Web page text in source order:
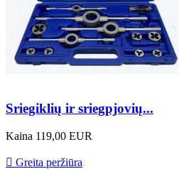
Sriegiklių ir sriegpjovių...
Kaina 119,00 EUR
 Greita peržiūra